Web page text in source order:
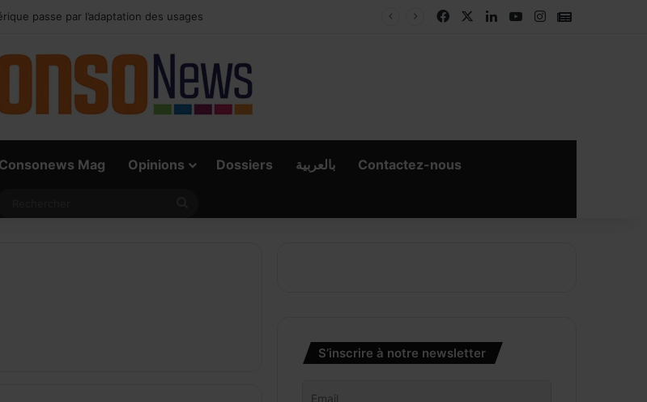
digital, c’est l’acceptation chez les commerçants FacebookLinkedinYouTubeInstagram
Consonews Mag Opinions Dossiers بالعربية Contactez-nous
S’inscrire à notre newsletter